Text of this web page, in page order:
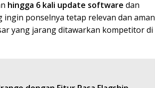
hingga 6 kali update software dan
ponselnya tetap relevan dan aman
yang jarang ditawarkan kompetitor di